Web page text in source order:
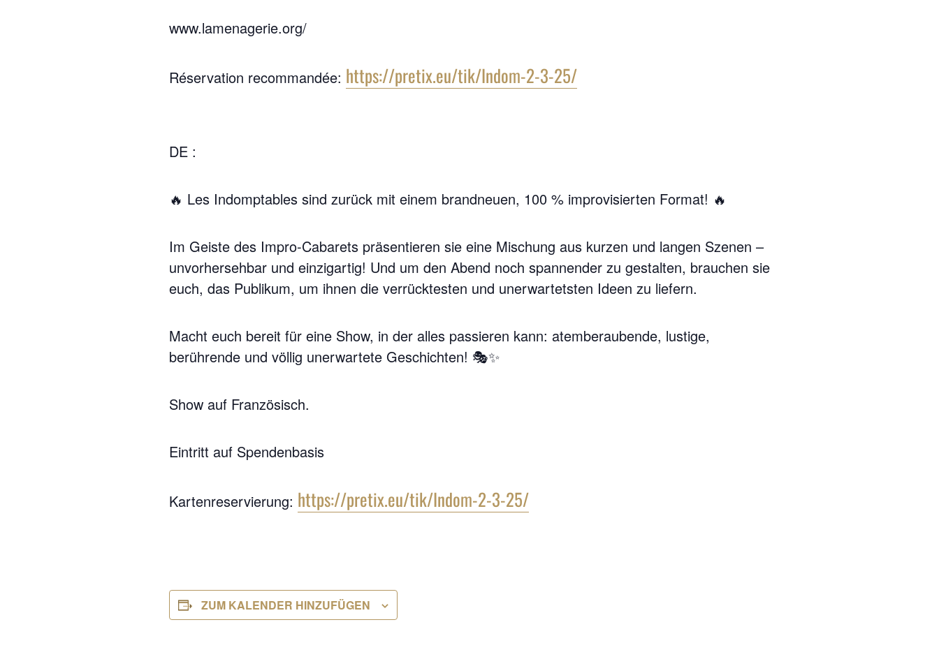
www.lamenagerie.org/
Réservation recommandée: https://pretix.eu/tik/Indom-2-3-25/
DE :
🔥 Les Indomptables sind zurück mit einem brandneuen, 100 % improvisierten Format! 🔥
Im Geiste des Impro-Cabarets präsentieren sie eine Mischung aus kurzen und langen Szenen –
unvorhersehbar und einzigartig! Und um den Abend noch spannender zu gestalten, brauchen sie
euch, das Publikum, um ihnen die verrücktesten und unerwartetsten Ideen zu liefern.
Macht euch bereit für eine Show, in der alles passieren kann: atemberaubende, lustige,
berührende und völlig unerwartete Geschichten! 🎭✨
Show auf Französisch.
Eintritt auf Spendenbasis
Kartenreservierung: https://pretix.eu/tik/Indom-2-3-25/
ZUM KALENDER HINZUFÜGEN